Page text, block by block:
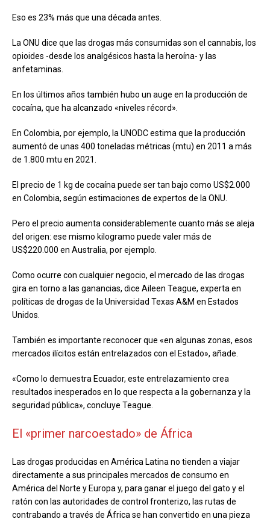
Eso es 23% más que una década antes.
La ONU dice que las drogas más consumidas son el cannabis, los
opioides -desde los analgésicos hasta la heroína- y las
anfetaminas.
En los últimos años también hubo un auge en la producción de
cocaína, que ha alcanzado «niveles récord».
En Colombia, por ejemplo, la UNODC estima que la producción
aumentó de unas 400 toneladas métricas (mtu) en 2011 a más
de 1.800 mtu en 2021.
El precio de 1 kg de cocaína puede ser tan bajo como US$2.000
en Colombia, según estimaciones de expertos de la ONU.
Pero el precio aumenta considerablemente cuanto más se aleja
del origen: ese mismo kilogramo puede valer más de
US$220.000 en Australia, por ejemplo.
Como ocurre con cualquier negocio, el mercado de las drogas
gira en torno a las ganancias, dice Aileen Teague, experta en
políticas de drogas de la Universidad Texas A&M en Estados
Unidos.
También es importante reconocer que «en algunas zonas, esos
mercados ilícitos están entrelazados con el Estado», añade.
«Como lo demuestra Ecuador, este entrelazamiento crea
resultados inesperados en lo que respecta a la gobernanza y la
seguridad pública», concluye Teague.
El «primer narcoestado» de África
Las drogas producidas en América Latina no tienden a viajar
directamente a sus principales mercados de consumo en
América del Norte y Europa y, para ganar el juego del gato y el
ratón con las autoridades de control fronterizo, las rutas de
contrabando a través de África se han convertido en una pieza